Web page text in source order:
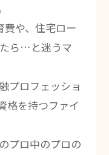
費や、住宅ロー
ら…と迷うマ
プロフェッショ
格を持つファイ
プロ中のプロの